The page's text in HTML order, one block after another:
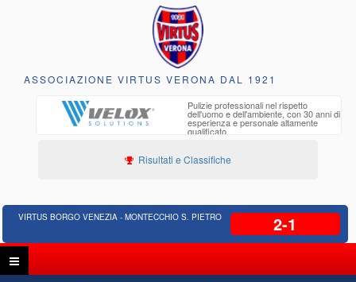
ASSOCIAZIONE VIRTUS VERONA DAL 1921
Pulizie professionali nel rispetto
dell'uomo e dell'ambiente, con 30 anni di
esperienza e personale altamente
qualificato
Risultati e Classifiche
VIRTUS BORGO VENEZIA - MONTECCHIO S. PIETRO 2-1